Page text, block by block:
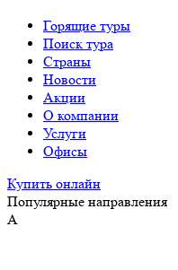
Горящие туры
Поиск тура
Страны
Новости
Акции
О компании
Услуги
Офисы
Купить онлайн
Популярные направления
А